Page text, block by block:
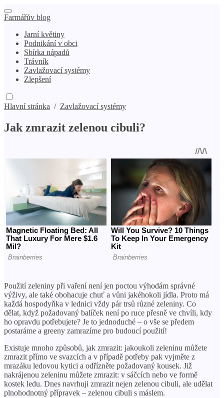
Farmářův blog
Jarní květiny
Podnikání v obci
Sbírka nápadů
Trávník
Zavlažovací systémy
Zlepšení
Hlavní stránka / Zavlažovací systémy
Jak zmrazit zelenou cibuli?
Použití zeleniny při vaření není jen poctou výhodám správné
výživy, ale také obohacuje chuť a vůni jakéhokoli jídla. Proto má
každá hospodyňka v lednici vždy pár trsů různé zeleniny. Co
dělat, když požadovaný balíček není po ruce přesně ve chvíli, kdy
ho opravdu potřebujete? Je to jednoduché – o vše se předem
postaráme a greeny zamrazíme pro budoucí použití!
Existuje mnoho způsobů, jak zmrazit: jakoukoli zeleninu můžete
zmrazit přímo ve svazcích a v případě potřeby pak vyjměte z
mrazáku ledovou kytici a odřízněte požadovaný kousek. Již
nakrájenou zeleninu můžete zmrazit: v sáčcích nebo ve formě
kostek ledu. Dnes navrhuji zmrazit nejen zelenou cibuli, ale udělat
plnohodnotný přípravek – zelenou cibuli s máslem.